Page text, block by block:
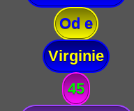
Od e
Virginie
45